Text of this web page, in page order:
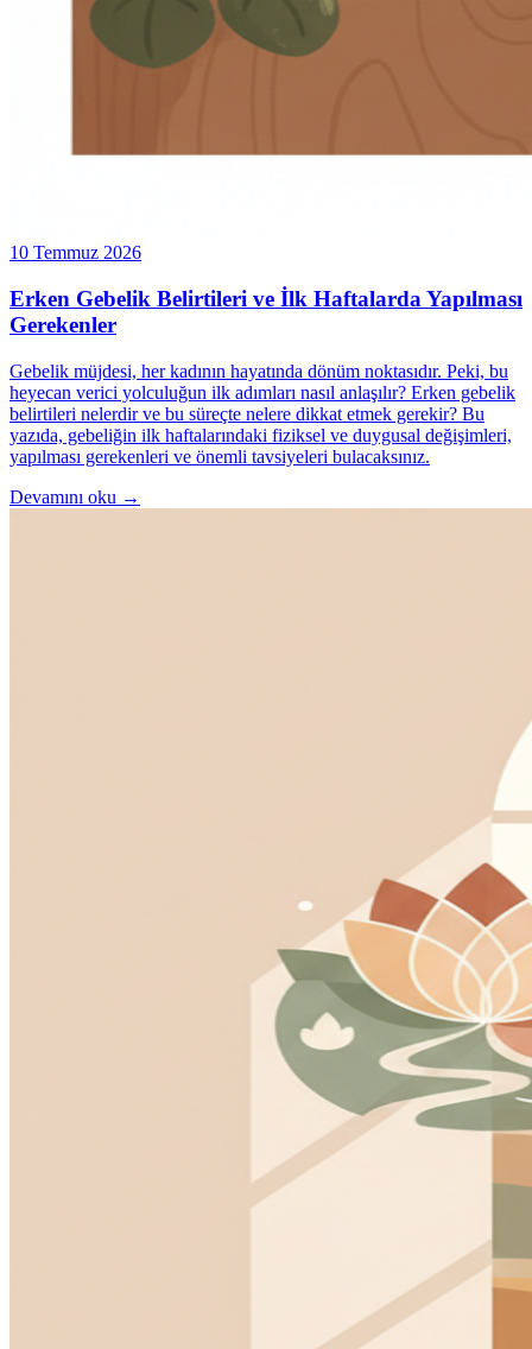
10 Temmuz 2026
Erken Gebelik Belirtileri ve İlk Haftalarda Yapılması
Gerekenler
Gebelik müjdesi, her kadının hayatında dönüm noktasıdır. Peki, bu
heyecan verici yolculuğun ilk adımları nasıl anlaşılır? Erken gebelik
belirtileri nelerdir ve bu süreçte nelere dikkat etmek gerekir? Bu
yazıda, gebeliğin ilk haftalarındaki fiziksel ve duygusal değişimleri,
yapılması gerekenleri ve önemli tavsiyeleri bulacaksınız.
Devamını oku →